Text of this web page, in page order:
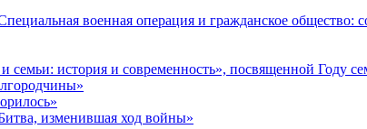
военная операция и гражданское общество:
история и современность», посвященной Году
изменившая ход войны»